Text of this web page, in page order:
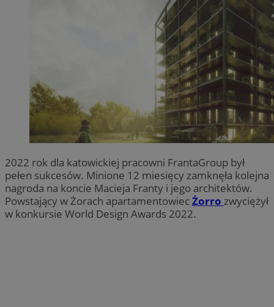
2022 rok dla katowickiej pracowni FrantaGroup był
pełen sukcesów. Minione 12 miesięcy zamknęła kolejna
nagroda na koncie Macieja Franty i jego architektów.
Powstający w Żorach apartamentowiecŻorro zwyciężył
w konkursie World Design Awards 2022.